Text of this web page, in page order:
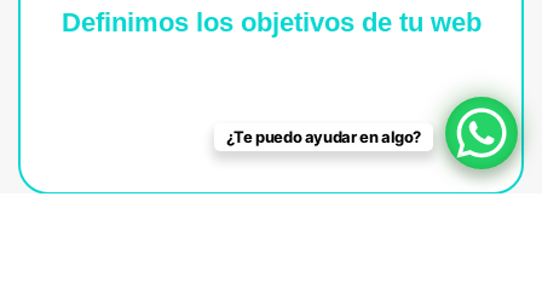
Definimos los objetivos de tu web
perseguir, así que es importante que lo
poseamos claro desde el inicio.
¿Te puedo ayudar en algo?